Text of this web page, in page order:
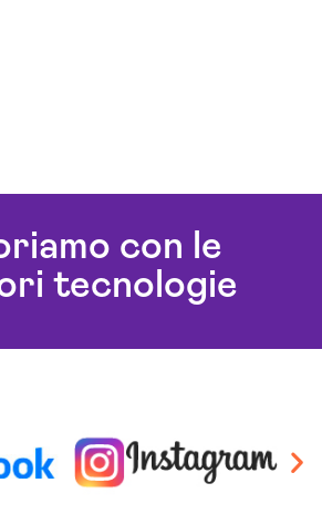
con le
tecnologie